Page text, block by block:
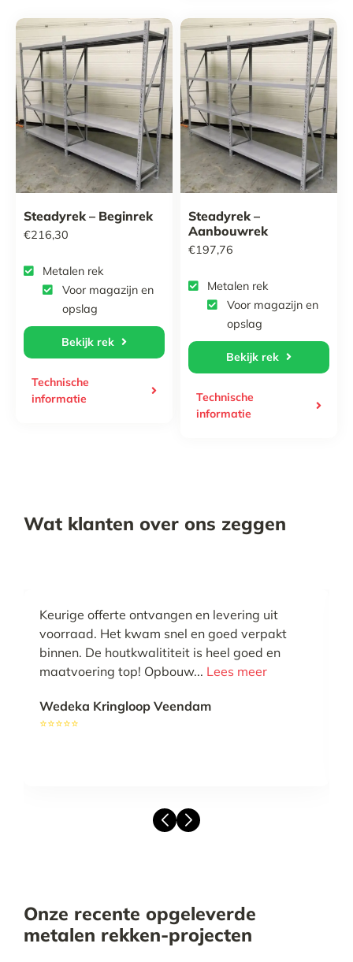
Steadyrek – Beginrek
€216,30
Metalen rek
Voor magazijn en
opslag
Bekijk rek
Technische
informatie
Steadyrek –
Aanbouwrek
€197,76
Metalen rek
Voor magazijn en
opslag
Bekijk rek
Technische
informatie
Wat klanten over ons zeggen
Keurige offerte ontvangen en levering uit
voorraad. Het kwam snel en goed verpakt
binnen. De houtkwalititeit is heel goed en
maatvoering top! Opbouw... Lees meer
Wedeka Kringloop Veendam
⭐⭐⭐⭐⭐
Onze recente opgeleverde
metalen rekken-projecten